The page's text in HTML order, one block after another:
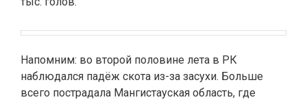
Напомним: во второй половине лета в РК
наблюдался падёж скота из-за засухи. Больше
всего пострадала Мангистауская область, где